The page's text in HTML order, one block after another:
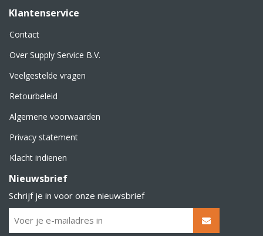
Klantenservice
Contact
Over Supply Service B.V.
Veelgestelde vragen
Retourbeleid
Algemene voorwaarden
Privacy statement
Klacht indienen
Nieuwsbrief
Schrijf je in voor onze nieuwsbrief